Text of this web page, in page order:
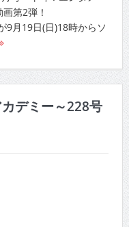
第2弾！
9月19日(日)18時からソ
デミー～228号